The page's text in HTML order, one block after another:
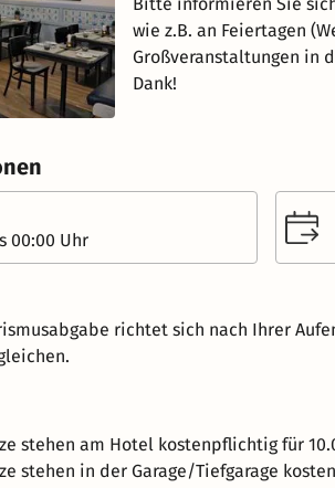
wie z.B. an Feiertagen
Großveranstaltungen in
Dank!
00:00 Uhr
richtet sich nach Ihrer
stehen am Hotel kostenpflichtig für
stehen in der Garage/Tiefgarage